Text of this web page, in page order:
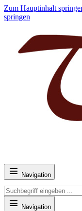
Zum Hauptinhalt
springen
Navigation
Navigation